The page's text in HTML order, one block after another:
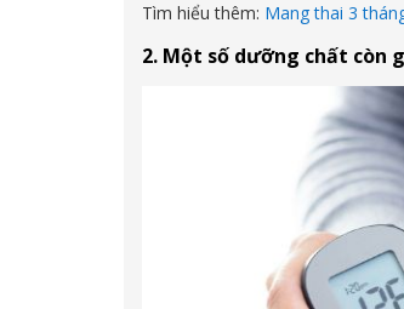
Tìm hiểu thêm: Mang thai 3
2. Một số dưỡng chất còn